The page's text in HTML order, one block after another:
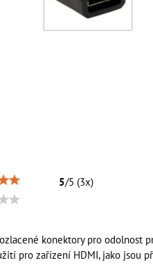
5/5 (3x)
konektory pro odolnost
pro zařízení HDMI, jako jsou